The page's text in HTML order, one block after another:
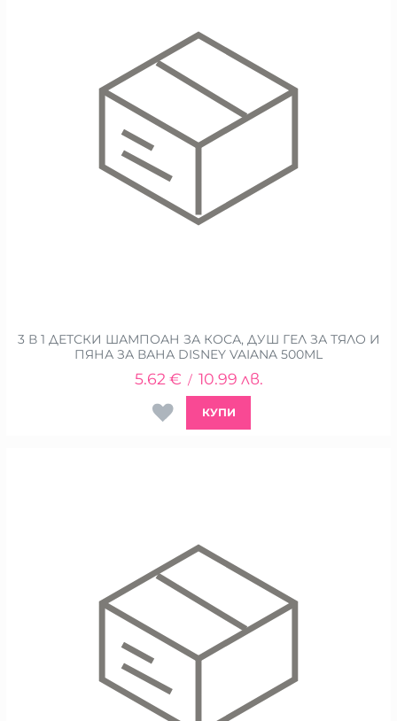
3 В 1 ДЕТСКИ ШАМПОАН ЗА КОСА, ДУШ ГЕЛ ЗА ТЯЛО И
ПЯНА ЗА ВАНА DISNEY VAIANA 500ML
5.62 € / 10.99 лв.
КУПИ